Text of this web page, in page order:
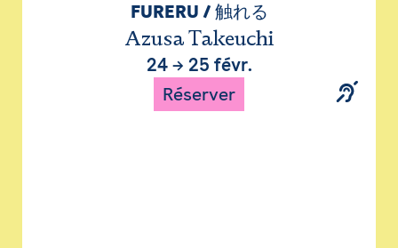
FURERU / 触れる
Azusa Takeuchi
24→ 25 févr.
Réserver